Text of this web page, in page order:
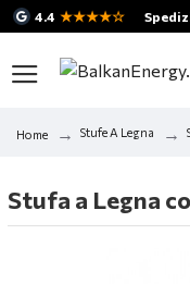
4.4 ★★★★☆
Home Stufe A Legna
Stufa a Legna